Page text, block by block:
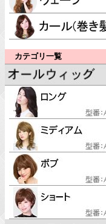
カテゴリ一覧